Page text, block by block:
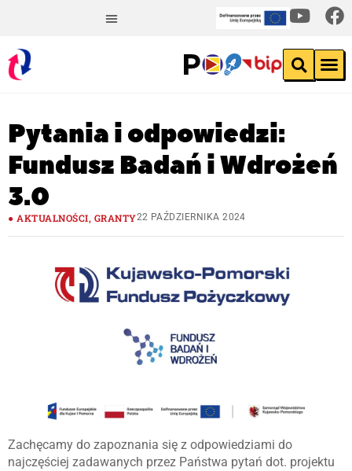
Pytania i odpowiedzi:
Fundusz Badań i Wdrożeń
3.0
AKTUALNOŚCI, GRANTY22 PAŹDZIERNIKA 2024
Zachęcamy do zapoznania się z odpowiedziami do
najczęściej zadawanych przez Państwa pytań dot. projektu